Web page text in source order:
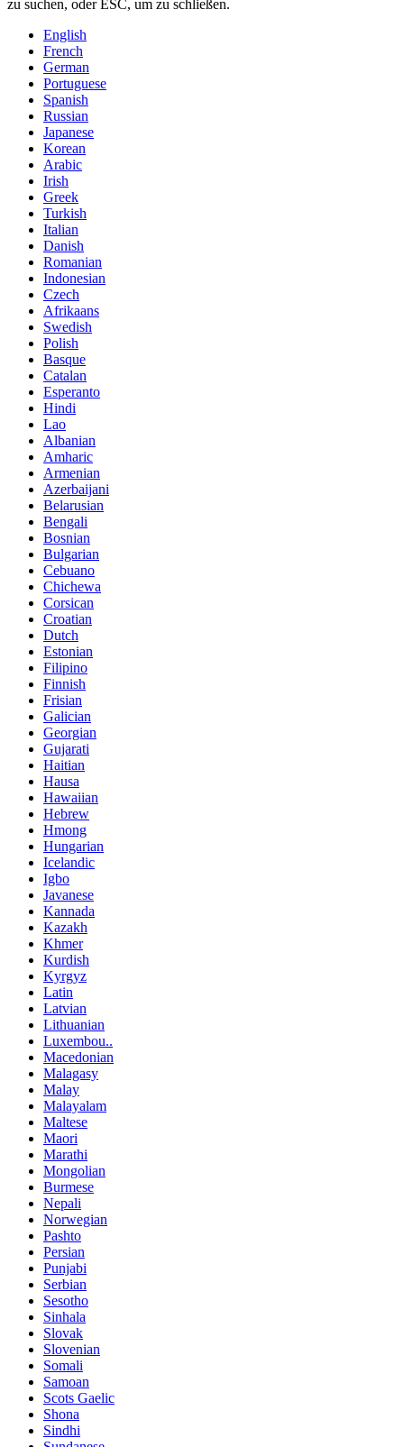
zu suchen, oder ESC, um zu schließen.
English
French
German
Portuguese
Spanish
Russian
Japanese
Korean
Arabic
Irish
Greek
Turkish
Italian
Danish
Romanian
Indonesian
Czech
Afrikaans
Swedish
Polish
Basque
Catalan
Esperanto
Hindi
Lao
Albanian
Amharic
Armenian
Azerbaijani
Belarusian
Bengali
Bosnian
Bulgarian
Cebuano
Chichewa
Corsican
Croatian
Dutch
Estonian
Filipino
Finnish
Frisian
Galician
Georgian
Gujarati
Haitian
Hausa
Hawaiian
Hebrew
Hmong
Hungarian
Icelandic
Igbo
Javanese
Kannada
Kazakh
Khmer
Kurdish
Kyrgyz
Latin
Latvian
Lithuanian
Luxembou..
Macedonian
Malagasy
Malay
Malayalam
Maltese
Maori
Marathi
Mongolian
Burmese
Nepali
Norwegian
Pashto
Persian
Punjabi
Serbian
Sesotho
Sinhala
Slovak
Slovenian
Somali
Samoan
Scots Gaelic
Shona
Sindhi